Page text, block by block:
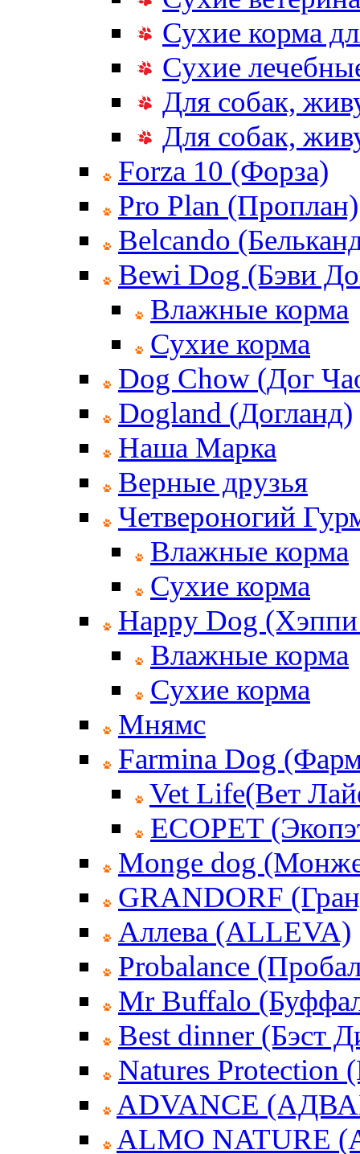
Сухие корма
Сухие
Для собак,
Для собак,
Forza 10 (Форза)
Pro Plan (Проплан)
Belcando
Bewi Dog (Бэви
Влажные корма
Сухие корма
Dog Chow (Дог
Dogland (Догланд)
Наша Марка
Верные друзья
Четвероногий
Влажные корма
Сухие корма
Happy Dog
Влажные корма
Сухие корма
Мнямс
Farmina Dog
Vet Life(Вет
ECOPET
Monge dog
GRANDORF
Аллева (ALLEVA)
Probalance
Mr Buffalo
Best dinner (Бэст
Natures Protection
ADVANCE
ALMO